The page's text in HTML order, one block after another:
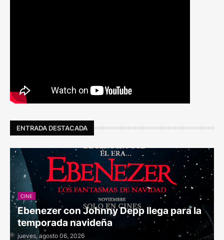
ENTRADA DESTACADA
CINE
Ebenezer con Johnny Depp llega para la
temporada navideña
jueves, agosto 06, 2026